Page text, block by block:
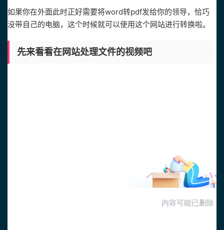
如果你在外面此时正好需要将word转pdf发给你的领导，恰巧
没带自己的电脑，这个时候就可以使用这个网站进行转换啦。
先来看看在网站处理文件的视频吧